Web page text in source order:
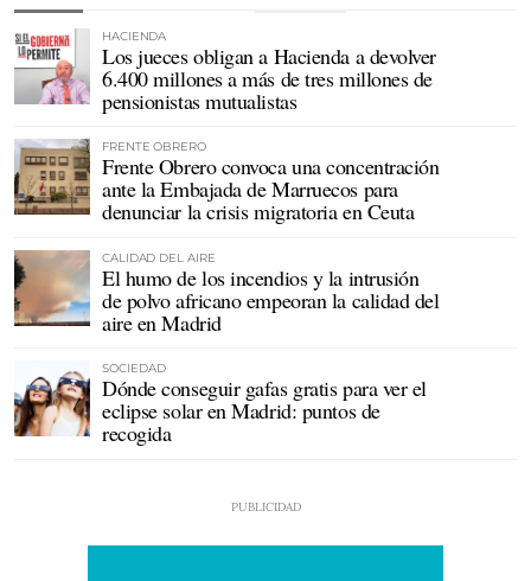
HACIENDA
Los jueces obligan a Hacienda a devolver
6.400 millones a más de tres millones de
pensionistas mutualistas
FRENTE OBRERO
Frente Obrero convoca una concentración
ante la Embajada de Marruecos para
denunciar la crisis migratoria en Ceuta
CALIDAD DEL AIRE
El humo de los incendios y la intrusión
de polvo africano empeoran la calidad del
aire en Madrid
SOCIEDAD
Dónde conseguir gafas gratis para ver el
eclipse solar en Madrid: puntos de
recogida